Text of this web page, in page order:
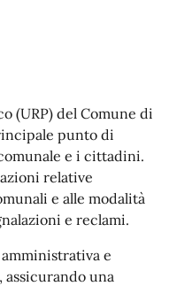
(URP) del Comune di
punto di
e i cittadini.
relative
e alle modalità
e reclami.
amministrativa e
assicurando una